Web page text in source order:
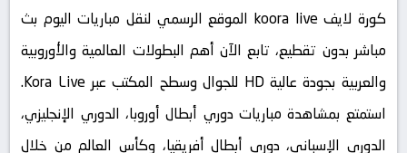
كورة لايف koora live الموقع الرسمي لنقل مباريات اليوم بث
مباشر بدون تقطيع، تابع الآن أهم البطولات العالمية والأوروبية
والعربية بجودة عالية HD للجوال وسطح المكتب عبر Kora Live.
استمتع بمشاهدة مباريات دوري أبطال أوروبا، الدوري الإنجليزي،
الدوري الإسباني، دوري أبطال أفريقيا، وكأس العالم من خلال